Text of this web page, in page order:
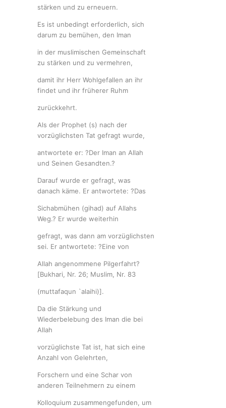
stärken und zu erneuern.
Es ist unbedingt erforderlich, sich
darum zu bemühen, den Iman
in der muslimischen Gemeinschaft
zu stärken und zu vermehren,
damit ihr Herr Wohlgefallen an ihr
findet und ihr früherer Ruhm
zurückkehrt.
Als der Prophet (s) nach der
vorzüglichsten Tat gefragt wurde,
antwortete er: ?Der Iman an Allah
und Seinen Gesandten.?
Darauf wurde er gefragt, was
danach käme. Er antwortete: ?Das
Sichabmühen (gihad) auf Allahs
Weg.? Er wurde weiterhin
gefragt, was dann am vorzüglichsten
sei. Er antwortete: ?Eine von
Allah angenommene Pilgerfahrt?
[Bukhari, Nr. 26; Muslim, Nr. 83
(muttafaqun `alaihi)].
Da die Stärkung und
Wiederbelebung des Iman die bei
Allah
vorzüglichste Tat ist, hat sich eine
Anzahl von Gelehrten,
Forschern und eine Schar von
anderen Teilnehmern zu einem
Kolloquium zusammengefunden, um